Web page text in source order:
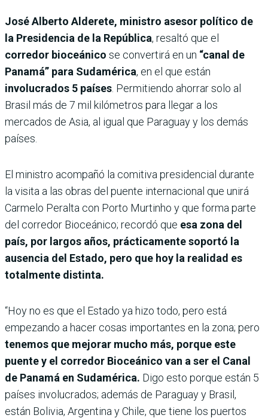
José Alberto Alderete, ministro asesor político de
la Presidencia de la República, resaltó que el
corredor bioceánico se convertirá en un “canal de
Panamá” para Sudamérica, en el que están
involucrados 5 países . Permitiendo ahorrar solo al
Brasil más de 7 mil kilómetros para llegar a los
mercados de Asia, al igual que Paraguay y los demás
países.
El ministro acompañó la comitiva presidencial durante
la visita a las obras del puente internacional que unirá
Carmelo Peralta con Porto Murtinho y que forma parte
del corredor Bioceánico; recordó que esa zona del
país, por largos años, prácticamente soportó la
ausencia del Estado, pero que hoy la realidad es
totalmente distinta.
“Hoy no es que el Estado ya hizo todo, pero está
empezando a hacer cosas importantes en la zona; pero
tenemos que mejorar mucho más, porque este
puente y el corredor Bioceánico van a ser el Canal
de Panamá en Sudamérica. Digo esto porque están 5
países involucrados; además de Paraguay y Brasil,
están Bolivia, Argentina y Chile, que tiene los puertos